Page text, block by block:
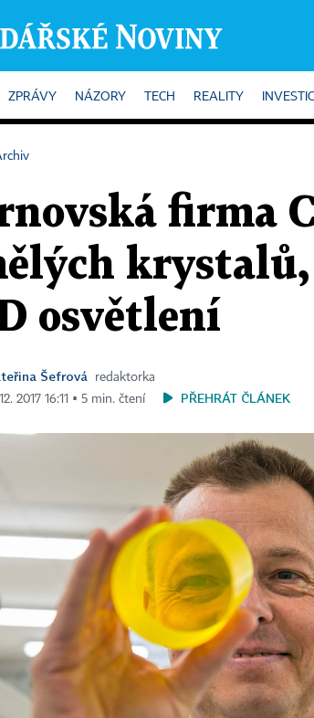
ZPRÁVY NÁZORY TECH REALITY
firma
krystalů,
osvětlení
Šefrová
redaktorka
2017 16:11 ▪ 5 min. čtení
PŘEHRÁT ČLÁNEK